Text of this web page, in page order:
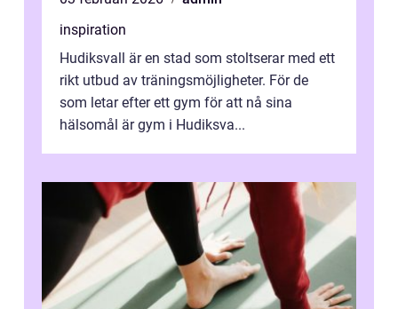
inspiration
Hudiksvall är en stad som stoltserar med ett
rikt utbud av träningsmöjligheter. För de
som letar efter ett gym för att nå sina
hälsomål är gym i Hudiksva...